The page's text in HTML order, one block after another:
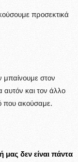
προσεκτικά
μπαίνουμε στον
αυτόν και τον άλλο
που ακούσαμε.
δεν είναι πάντα